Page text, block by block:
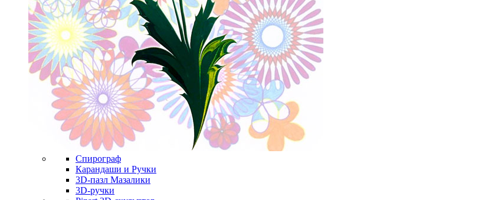
Спирограф
Карандаши и Ручки
3D-пазл Мазалики
3D-ручки